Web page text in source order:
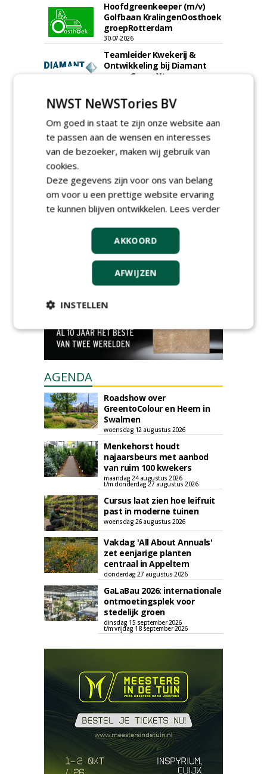
Hoofdgreenkeeper (m/v)
Golfbaan KralingenOosthoek
groepRotterdam
30-07-2026
Teamleider Kwekerij &
Ontwikkeling bij Diamant
groep Groen Xtra
meer Groene Banen
GREEN OUTLET
Iedereen kan gratis kleine advertenties
plaatsen via zijn eigen account.
Plaats een gratis advertentie
AGENDA
Roadshow over
GreentoColour en Heem in
Swalmen
woensdag 12 augustus 2026
Menkehorst houdt
najaarsbeurs met aanbod
van ruim 100 kwekers
maandag 24 augustus 2026
t/m donderdag 27 augustus 2026
Cursus laat zien hoe leifruit
past in moderne tuinen
woensdag 26 augustus 2026
Vakdag 'All About Annuals'
zet eenjarige planten
centraal in Appeltern
donderdag 27 augustus 2026
GaLaBau 2026: internationale
ontmoetingsplek voor
stedelijk groen
dinsdag 15 september 2026
t/m vrijdag 18 september 2026
NWST NeWSTories BV
Om goed in staat te zijn onze website aan
te passen aan de wensen en interesses
van de bezoeker, maken wij gebruik van
cookies.
Deze gegevens zijn voor ons van belang
om voor u een prettige website ervaring
te kunnen blijven ontwikkelen. Lees verder
AKKOORD
AFWIJZEN
INSTELLEN